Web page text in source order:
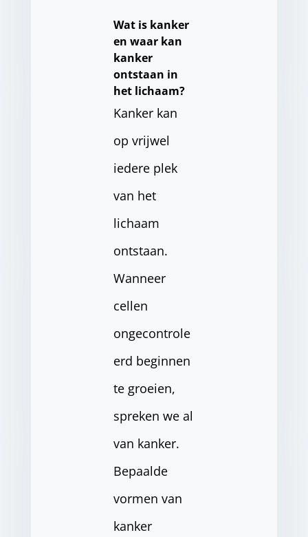
Wat is kanker
en waar kan
kanker
ontstaan in
het lichaam?
Kanker kan
op vrijwel
iedere plek
van het
lichaam
ontstaan.
Wanneer
cellen
ongecontrole
erd beginnen
te groeien,
spreken we al
van kanker.
Bepaalde
vormen van
kanker